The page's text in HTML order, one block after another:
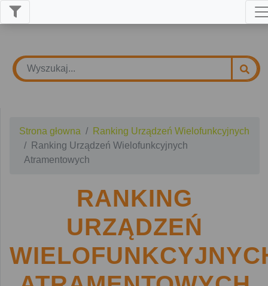
Strona głowna
Ranking Urządzeń Wielofunkcyjnych
Ranking Urządzeń Wielofunkcyjnych
Atramentowych
RANKING
URZĄDZEŃ